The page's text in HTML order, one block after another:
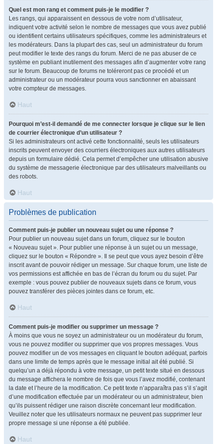
Quel est mon rang et comment puis-je le modifier ?
Les rangs, qui apparaissent en dessous de votre nom d’utilisateur,
indiquent votre activité selon le nombre de messages que vous avez publié
ou identifient certains utilisateurs spécifiques, comme les administrateurs et
les modérateurs. Dans la plupart des cas, seul un administrateur du forum
peut modifier le texte des rangs du forum. Merci de ne pas abuser de ce
système en publiant inutilement des messages afin d’augmenter votre rang
sur le forum. Beaucoup de forums ne toléreront pas ce procédé et un
administrateur ou un modérateur pourra vous sanctionner en abaissant
votre compteur de messages.
Haut
Pourquoi m’est-il demandé de me connecter lorsque je clique sur le lien
de courrier électronique d’un utilisateur ?
Si les administrateurs ont activé cette fonctionnalité, seuls les utilisateurs
inscrits peuvent envoyer des courriers électroniques aux autres utilisateurs
depuis un formulaire dédié. Cela permet d’empêcher une utilisation abusive
du système de messagerie électronique par des utilisateurs malveillants ou
des robots.
Haut
Problèmes de publication
Comment puis-je publier un nouveau sujet ou une réponse ?
Pour publier un nouveau sujet dans un forum, cliquez sur le bouton
« Nouveau sujet ». Pour publier une réponse à un sujet ou un message,
cliquez sur le bouton « Répondre ». Il se peut que vous ayez besoin d’être
inscrit avant de pouvoir rédiger un message. Sur chaque forum, une liste de
vos permissions est affichée en bas de l’écran du forum ou du sujet. Par
exemple : vous pouvez publier de nouveaux sujets dans ce forum, vous
pouvez transférer des pièces jointes dans ce forum, etc.
Haut
Comment puis-je modifier ou supprimer un message ?
À moins que vous ne soyez un administrateur ou un modérateur du forum,
vous ne pouvez modifier ou supprimer que vos propres messages. Vous
pouvez modifier un de vos messages en cliquant le bouton adéquat, parfois
dans une limite de temps après que le message initial ait été publié. Si
quelqu’un a déjà répondu à votre message, un petit texte situé en dessous
du message affichera le nombre de fois que vous l’avez modifié, contenant
la date et l’heure de la modification. Ce petit texte n’apparaîtra pas s’il s’agit
d’une modification effectuée par un modérateur ou un administrateur, bien
qu’ils puissent rédiger une raison discrète concernant leur modification.
Veuillez noter que les utilisateurs normaux ne peuvent pas supprimer leur
propre message si une réponse a été publiée.
Haut